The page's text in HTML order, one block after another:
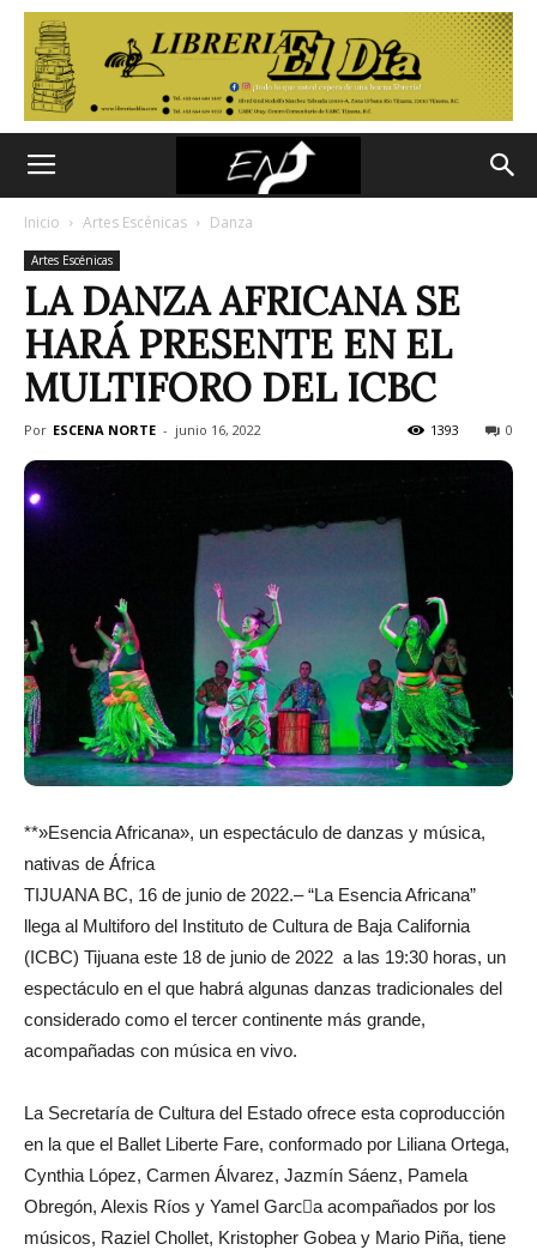
Inicio Artes Escénicas Danza
Artes Escénicas
LA DANZA AFRICANA SE
HARÁ PRESENTE EN EL
MULTIFORO DEL ICBC
Por ESCENA NORTE - junio 16, 2022 0
1393
**»Esencia Africana», un espectáculo de danzas y música,
nativas de África
TIJUANA BC, 16 de junio de 2022.– “La Esencia Africana”
llega al Multiforo del Instituto de Cultura de Baja California
(ICBC) Tijuana este 18 de junio de 2022 a las 19:30 horas, un
espectáculo en el que habrá algunas danzas tradicionales del
considerado como el tercer continente más grande,
acompañadas con música en vivo.
La Secretaría de Cultura del Estado ofrece esta coproducción
en la que el Ballet Liberte Fare, conformado por Liliana Ortega,
Cynthia López, Carmen Álvarez, Jazmín Sáenz, Pamela
Obregón, Alexis Ríos y Yamel Garcِa acompañados por los
músicos, Raziel Chollet, Kristopher Gobea y Mario Piña, tiene